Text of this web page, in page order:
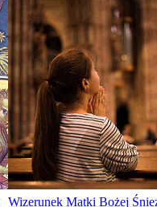
Wizerunek Matki Bożej